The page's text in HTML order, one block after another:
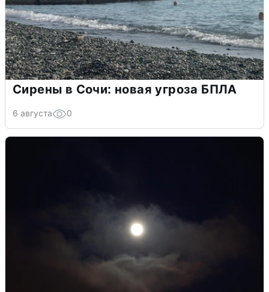
Сирены в Сочи: новая угроза БПЛА
6 августа 0